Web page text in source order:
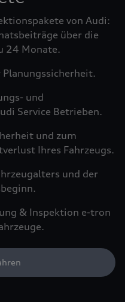
von Audi:
über die
24 Monate.
und
Service Betrieben.
und zum
Ihres Fahrzeugs.
und der
& Inspektion e-tron